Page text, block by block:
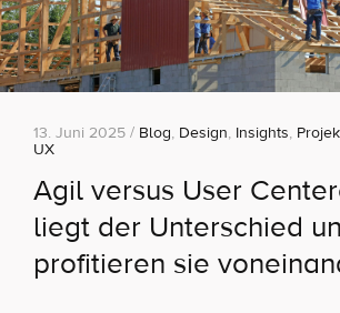
13. Juni 2025 / Blog, Design, Insights,
UX
Agil versus User
liegt der Unterschied
profitieren sie